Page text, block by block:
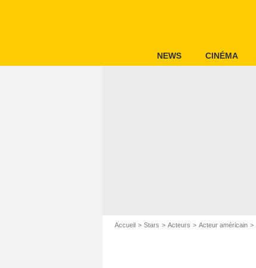
NEWS CINÉMA
Accueil Stars Acteurs Acteur américain